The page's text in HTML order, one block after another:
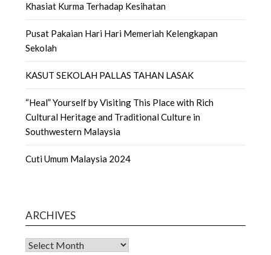
Khasiat Kurma Terhadap Kesihatan
Pusat Pakaian Hari Hari Memeriah Kelengkapan
Sekolah
KASUT SEKOLAH PALLAS TAHAN LASAK
“Heal” Yourself by Visiting This Place with Rich
Cultural Heritage and Traditional Culture in
Southwestern Malaysia
Cuti Umum Malaysia 2024
ARCHIVES
Archives